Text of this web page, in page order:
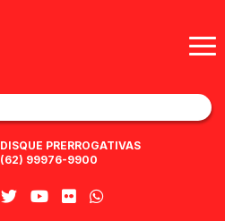
DISQUE PRERROGATIVAS
(62) 99976-9900